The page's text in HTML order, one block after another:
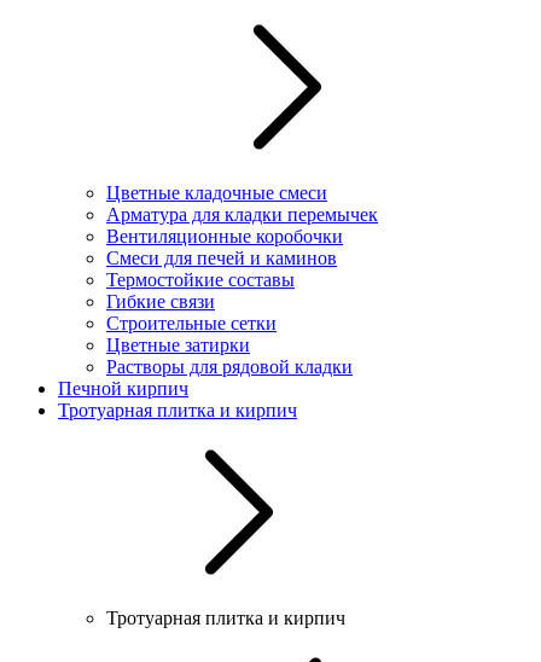
Цветные кладочные смеси
Арматура для кладки перемычек
Вентиляционные коробочки
Смеси для печей и каминов
Термостойкие составы
Гибкие связи
Строительные сетки
Цветные затирки
Растворы для рядовой кладки
Печной кирпич
Тротуарная плитка и кирпич
Тротуарная плитка и кирпич